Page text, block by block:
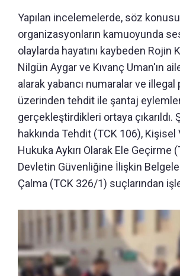
Yapılan incelemelerde, söz konusu
organizasyonların kamuoyunda
olaylarda hayatını kaybeden Rojin
Nilgün Aygar ve Kıvanç Uman'ın
alarak yabancı numaralar ve illegal
üzerinden tehdit ile şantaj
gerçekleştirdikleri ortaya çıkarıldı.
hakkında Tehdit (TCK 106), Kişisel
Hukuka Aykırı Olarak Ele Geçirme
Devletin Güvenliğine İlişkin
Çalma (TCK 326/1) suçlarından